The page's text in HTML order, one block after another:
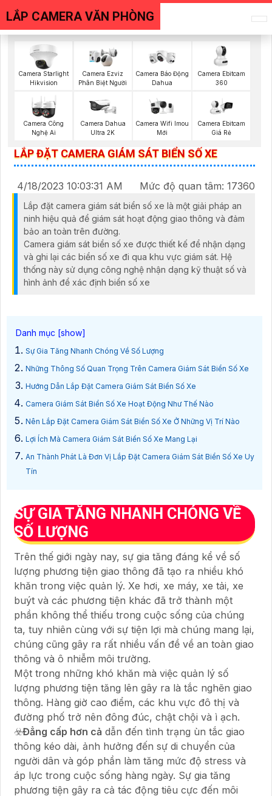
LẮP CAMERA VĂN PHÒNG
Camera Starlight
Hikvision
Camera Ezviz
Phân Biệt Người
Camera Báo Động
Dahua
Camera Ebitcam
360
Camera Công
Nghệ Ai
Camera Dahua
Ultra 2K
Camera Wifi Imou
Mới
Camera Ebitcam
Giá Rẻ
LẮP ĐẶT CAMERA GIÁM SÁT BIỂN SỐ XE
4/18/2023 10:03:31 AM Mức độ quan tâm: 17360
Lắp đặt camera giám sát biển số xe là một giải pháp an
ninh hiệu quả để giám sát hoạt động giao thông và đảm
bảo an toàn trên đường.
Camera giám sát biển số xe được thiết kế để nhận dạng
và ghi lại các biển số xe đi qua khu vực giám sát. Hệ
thống này sử dụng công nghệ nhận dạng kỹ thuật số và
hình ảnh để xác định biển số xe
Sự Gia Tăng Nhanh Chóng Về Số Lượng
Những Thông Số Quan Trọng Trên Camera Giám Sát Biển Số Xe
Hướng Dẫn Lắp Đặt Camera Giám Sát Biển Số Xe
Camera Giám Sát Biển Số Xe Hoạt Động Như Thế Nào
Nên Lắp Đặt Camera Giám Sát Biển Số Xe Ở Những Vị Trí Nào
Lợi Ích Mà Camera Giám Sát Biển Số Xe Mang Lại
An Thành Phát Là Đơn Vị Lắp Đặt Camera Giám Sát Biển Số Xe Uy
Tín
SỰ GIA TĂNG NHANH CHÓNG VỀ
SỐ LƯỢNG
Trên thế giới ngày nay, sự gia tăng đáng kể về số
lượng phương tiện giao thông đã tạo ra nhiều khó
khăn trong việc quản lý. Xe hơi, xe máy, xe tải, xe
buýt và các phương tiện khác đã trở thành một
phần không thể thiếu trong cuộc sống của chúng
ta, tuy nhiên cùng với sự tiện lợi mà chúng mang lại,
chúng cũng gây ra rất nhiều vấn đề về an toàn giao
thông và ô nhiễm môi trường.
Một trong những khó khăn mà việc quản lý số
lượng phương tiện tăng lên gây ra là tắc nghẽn giao
thông. Hàng giờ cao điểm, các khu vực đô thị và
đường phố trở nên đông đúc, chật chội và ì ạch.
☣️Đẳng cấp hơn cả dẫn đến tình trạng ùn tắc giao
thông kéo dài, ảnh hưởng đến sự di chuyển của
người dân và góp phần làm tăng mức độ stress và
áp lực trong cuộc sống hàng ngày. Sự gia tăng
phương tiện gây ra cả tác động tiêu cực đến môi